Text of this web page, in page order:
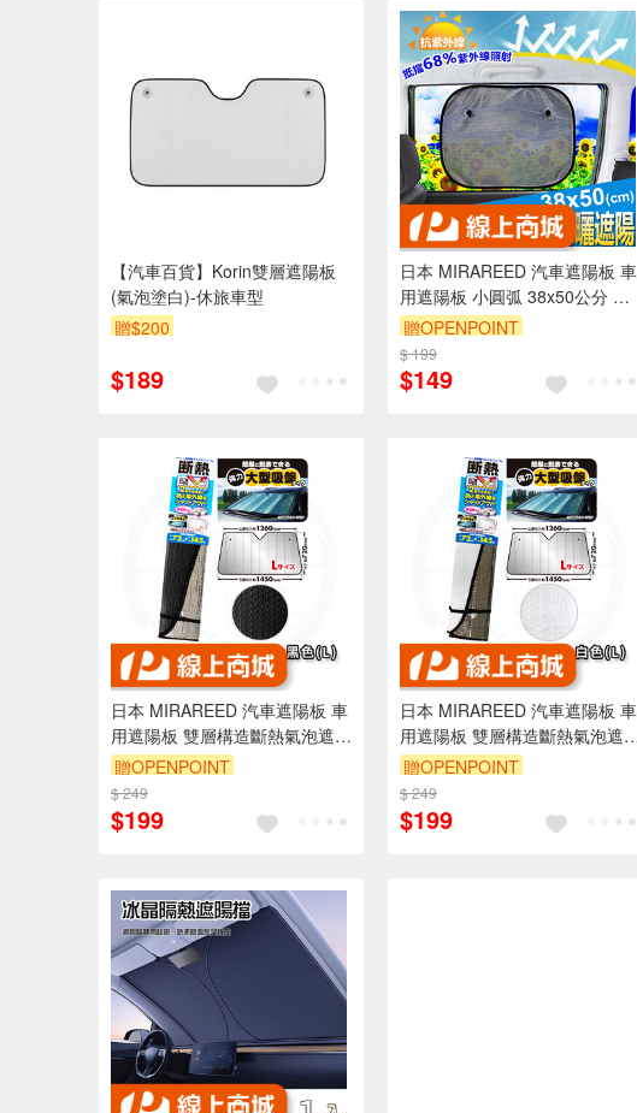
【汽車百貨】Korin雙層遮陽板
(氣泡塗白)-休旅車型
贈$200
$189
日本 MIRAREED 汽車遮陽板 車
用遮陽板 小圓弧 38x50公分 半
透明 FD-21
贈OPENPOINT
$ 199
$149
日本 MIRAREED 汽車遮陽板 車
用遮陽板 雙層構造斷熱氣泡遮陽
板 黑色 72X145公分 FM-61
贈OPENPOINT
$ 249
$199
日本 MIRAREED 汽車遮陽板 車
用遮陽板 雙層構造斷熱氣泡遮
板 白色 72X145公分 FM-71
贈OPENPOINT
$ 249
$199